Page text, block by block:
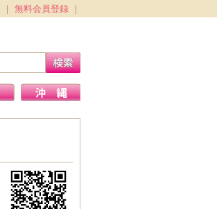
無料会員登録